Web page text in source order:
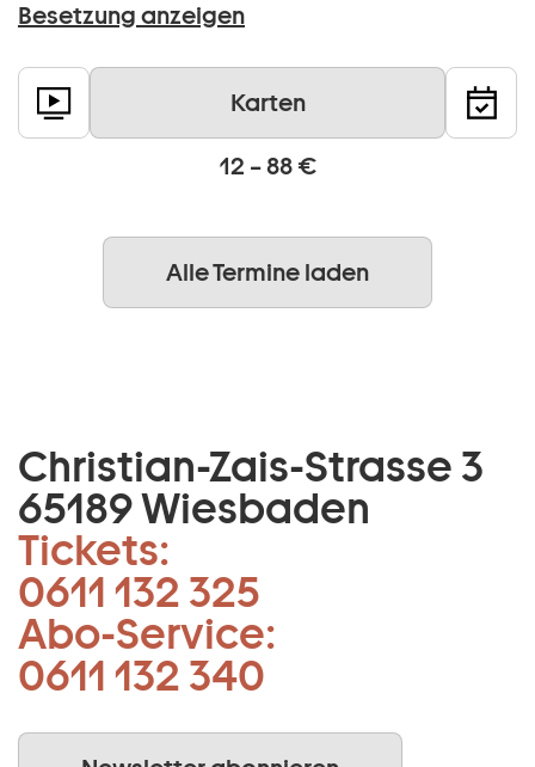
Besetzung anzeigen
Karten
12 – 88 €
Alle Termine laden
Christian-Zais-Strasse 3
65189 Wiesbaden
Tickets:
0611 132 325
Abo-Service:
0611 132 340